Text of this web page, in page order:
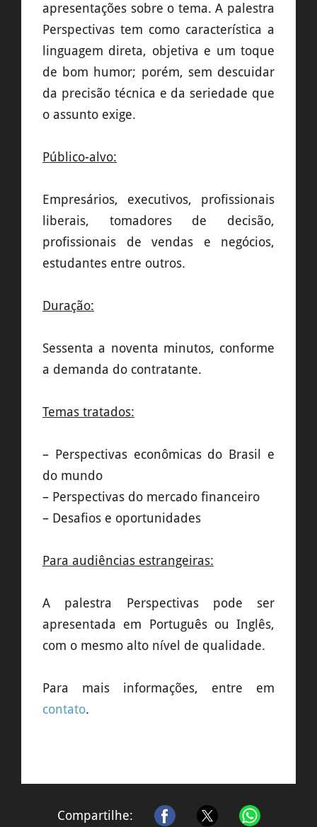
apresentações sobre o tema. A palestra
Perspectivas tem como característica a
linguagem direta, objetiva e um toque
de bom humor; porém, sem descuidar
da precisão técnica e da seriedade que
o assunto exige.
Público-alvo:
Empresários, executivos, profissionais
liberais, tomadores de decisão,
profissionais de vendas e negócios,
estudantes entre outros.
Duração:
Sessenta a noventa minutos, conforme
a demanda do contratante.
Temas tratados:
– Perspectivas econômicas do Brasil e
do mundo
– Perspectivas do mercado financeiro
– Desafios e oportunidades
Para audiências estrangeiras:
A palestra Perspectivas pode ser
apresentada em Português ou Inglês,
com o mesmo alto nível de qualidade.
Para mais informações, entre em
contato.
Compartilhe: